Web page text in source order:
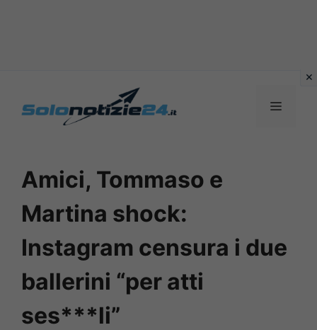
MENU
Amici, Tommaso e
Martina shock:
Instagram censura i due
ballerini “per atti
ses***li”